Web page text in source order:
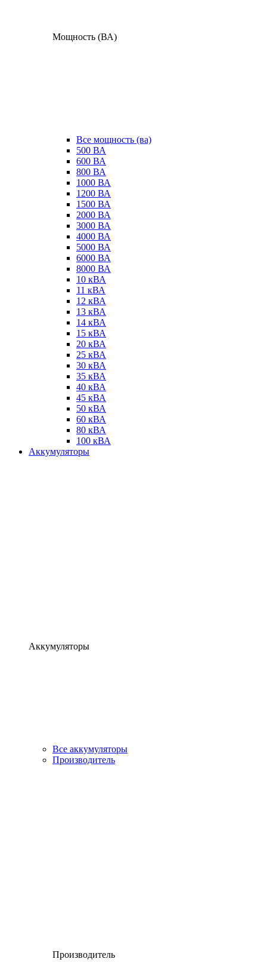
Мощность (ВА)
Все мощность (ва)
500 ВА
600 ВА
800 ВА
1000 ВА
1200 ВА
1500 ВА
2000 ВА
3000 ВА
4000 ВА
5000 ВА
6000 ВА
8000 ВА
10 кВА
11 кВА
12 кВА
13 кВА
14 кВА
15 кВА
20 кВА
25 кВА
30 кВА
35 кВА
40 кВА
45 кВА
50 кВА
60 кВА
80 кВА
100 кВА
Аккумуляторы
Аккумуляторы
Все аккумуляторы
Производитель
Производитель